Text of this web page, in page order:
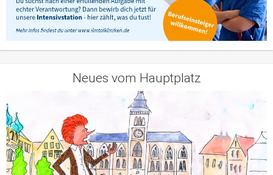
Neues vom Hauptplatz